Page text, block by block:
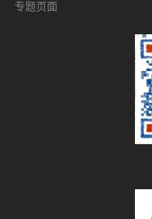
专题页面